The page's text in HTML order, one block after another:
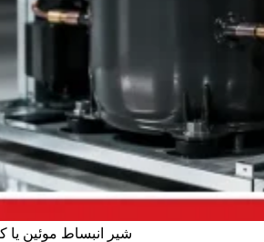
شیر انبساط موئین یا